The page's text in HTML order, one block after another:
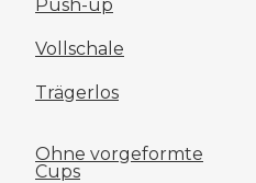
Push-up
Vollschale
Trägerlos
Ohne vorgeformte
Cups